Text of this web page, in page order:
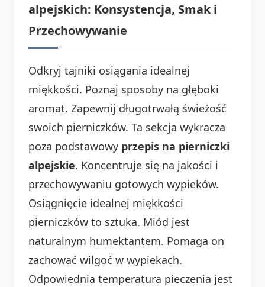
alpejskich: Konsystencja, Smak i
Przechowywanie
Odkryj tajniki osiągania idealnej
miękkości. Poznaj sposoby na głęboki
aromat. Zapewnij długotrwałą świeżość
swoich pierniczków. Ta sekcja wykracza
poza podstawowy przepis na pierniczki
alpejskie. Koncentruje się na jakości i
przechowywaniu gotowych wypieków.
Osiągnięcie idealnej miękkości
pierniczków to sztuka. Miód jest
naturalnym humektantem. Pomaga on
zachować wilgoć w wypiekach.
Odpowiednia temperatura pieczenia jest